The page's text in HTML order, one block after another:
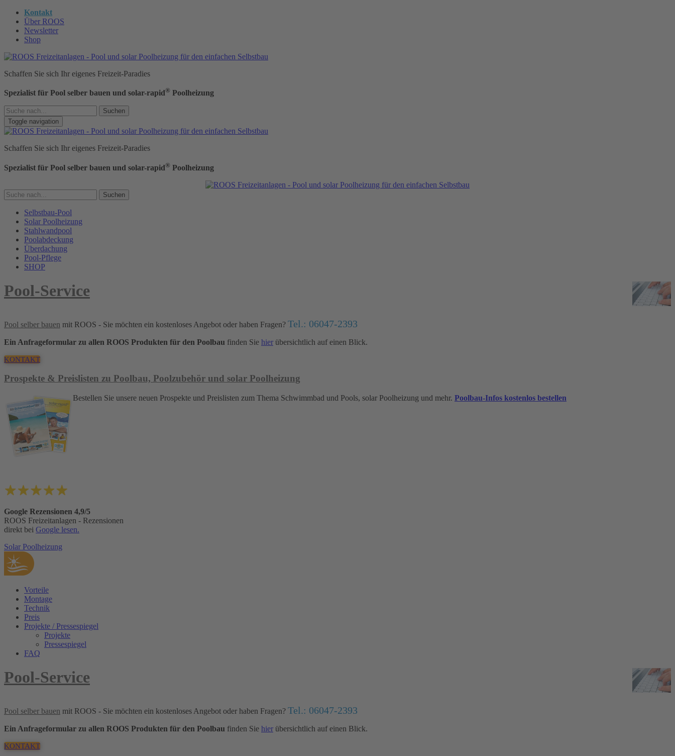
Kontakt
Über ROOS
Newsletter
Shop
Schaffen Sie sich Ihr eigenes Freizeit-Paradies
Spezialist für Pool selber bauen und solar-rapid® Poolheizung
Suchen
Toggle navigation
Schaffen Sie sich Ihr eigenes Freizeit-Paradies
Spezialist für Pool selber bauen und solar-rapid® Poolheizung
Suchen
Selbstbau-Pool
Solar Poolheizung
Stahlwandpool
Poolabdeckung
Überdachung
Pool-Pflege
SHOP
Pool-Service
Pool selber bauen mit ROOS - Sie möchten ein kostenloses Angebot oder haben Fragen? Tel.: 06047-2393
Ein Anfrageformular zu allen ROOS Produkten für den Poolbau finden Sie hier übersichtlich auf einen Blick.
KONTAKT
Prospekte & Preislisten zu Poolbau, Poolzubehör und solar Poolheizung
Bestellen Sie unsere neuen Prospekte und Preislisten zum Thema Schwimmbad und Pools, solar Poolheizung und mehr. Poolbau-Infos kostenlos bestellen
Google Rezensionen 4,9/5
ROOS Freizeitanlagen - Rezensionen
direkt bei Google lesen.
Solar Poolheizung
Vorteile
Montage
Technik
Preis
Projekte / Pressespiegel
Projekte
Pressespiegel
FAQ
Pool-Service
Pool selber bauen mit ROOS - Sie möchten ein kostenloses Angebot oder haben Fragen? Tel.: 06047-2393
Ein Anfrageformular zu allen ROOS Produkten für den Poolbau finden Sie hier übersichtlich auf einen Blick.
KONTAKT